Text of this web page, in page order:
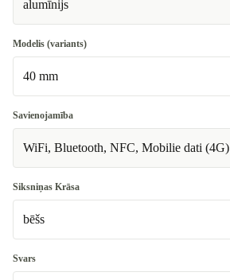
sudrabs
alumīnijs
Modelis (variants)
40 mm
40 mm
Pieejams citās konfigurācijās
44 mm
Savienojamība
WiFi, Bluetooth, NFC, Mobilie dati (4G)
Siksniņas Krāsa
bēšs
bēšs
Svars